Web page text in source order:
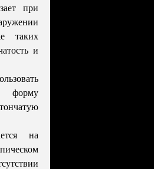
при
таких
и
форму
на